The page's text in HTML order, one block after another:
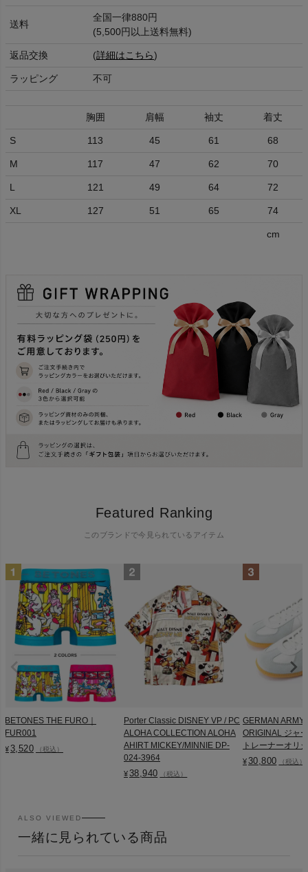
送料
全国一律880円
(5,500円以上送料無料)
返品交換 (詳細はこちら)
ラッピング 不可
胸囲 肩幅 袖丈 着丈
S 113 45 61 68
M 117 47 62 70
L 121 49 64 72
XL 127 51 65 74
cm
Featured Ranking
このブランドで今見られているアイテム
BETONES THE FURO｜
FUR001
¥ 3,520 （税込）
Porter Classic DISNEY VP / PC
ALOHA COLLECTION ALOHA
AHIRT MICKEY/MINNIE DP-
024-3964
¥ 38,940 （税込）
GERMAN ARMY
ORIGINAL ジャ
トレーナーオリ
¥ 30,800 （税込）
ALSO VIEWED
一緒に見られている商品